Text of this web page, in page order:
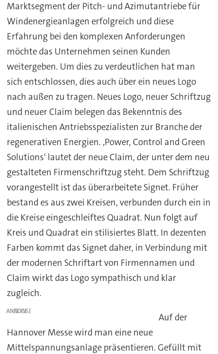
Marktsegment der Pitch- und Azimutantriebe für
Windenergieanlagen erfolgreich und diese
Erfahrung bei den komplexen Anforderungen
möchte das Unternehmen seinen Kunden
weitergeben. Um dies zu verdeutlichen hat man
sich entschlossen, dies auch über ein neues Logo
nach außen zu tragen. Neues Logo, neuer Schriftzug
und neuer Claim belegen das Bekenntnis des
italienischen Antriebsspezialisten zur Branche der
regenerativen Energien. ‚Power, Control and Green
Solutions‘ lautet der neue Claim, der unter dem neu
gestalteten Firmenschriftzug steht. Dem Schriftzug
vorangestellt ist das überarbeitete Signet. Früher
bestand es aus zwei Kreisen, verbunden durch ein in
die Kreise eingeschleiftes Quadrat. Nun folgt auf
Kreis und Quadrat ein stilisiertes Blatt. In dezenten
Farben kommt das Signet daher, in Verbindung mit
der modernen Schriftart von Firmennamen und
Claim wirkt das Logo sympathisch und klar
zugleich.
ANZEIGE
Auf der
Hannover Messe wird man eine neue
Mittelspannungsanlage präsentieren. Gefüllt mit